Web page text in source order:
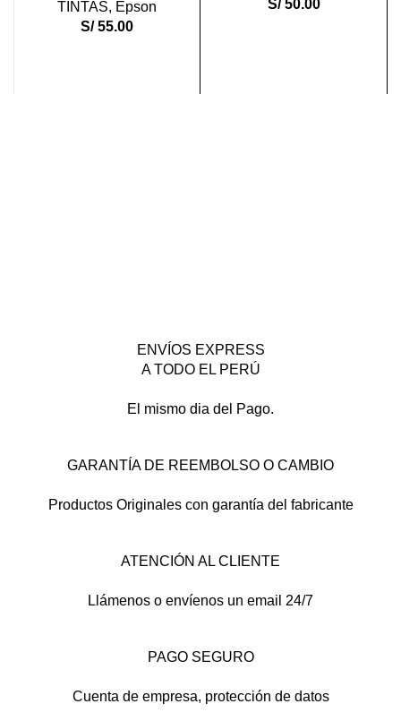
TINTAS, Epson
S/55.00
S/50.00
ENVÍOS EXPRESS
A TODO EL PERÚ
El mismo dia del Pago.
GARANTÍA DE REEMBOLSO O CAMBIO
Productos Originales con garantía del fabricante
ATENCIÓN AL CLIENTE
Llámenos o envíenos un email 24/7
PAGO SEGURO
Cuenta de empresa, protección de datos